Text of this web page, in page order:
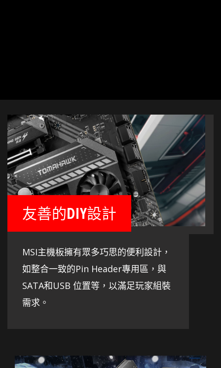
友善的DIY設計
MSI主機板擁有眾多巧思的便利設計，
如整合一致的Pin Header專用區，與
SATA和USB 位置等，以滿足玩家組裝
需求。